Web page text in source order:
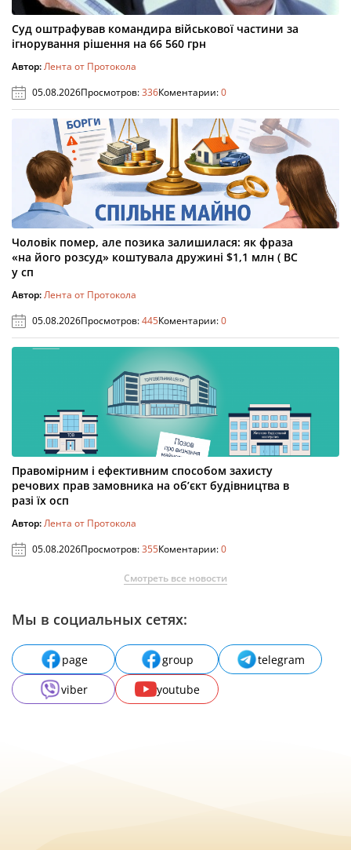
Суд оштрафував командира військової частини за
ігнорування рішення на 66 560 грн
Автор:Лента от Протокола
05.08.2026Просмотров:336Коментарии:0
Чоловік помер, але позика залишилася: як фраза
«на його розсуд» коштувала дружині $1,1 млн ( ВС
у сп
Автор:Лента от Протокола
05.08.2026Просмотров:445Коментарии:0
Правомірним і ефективним способом захисту
речових прав замовника на об’єкт будівництва в
разі їх осп
Автор:Лента от Протокола
05.08.2026Просмотров:355Коментарии:0
Смотреть все новости
Мы в социальных сетях:
page group
telegram
viber
youtube